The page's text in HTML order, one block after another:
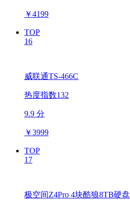
￥4199
TOP
16
威联通TS-466C
热度指数132
9.9 分
￥3999
TOP
17
极空间Z4Pro 4块酷狼8TB硬盘